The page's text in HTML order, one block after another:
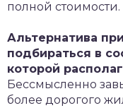
полной стоимости.
Альтернатива
подбираться в
которой
Бессмысленно
более дорогого